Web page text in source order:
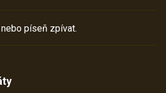
píseň zpívat.